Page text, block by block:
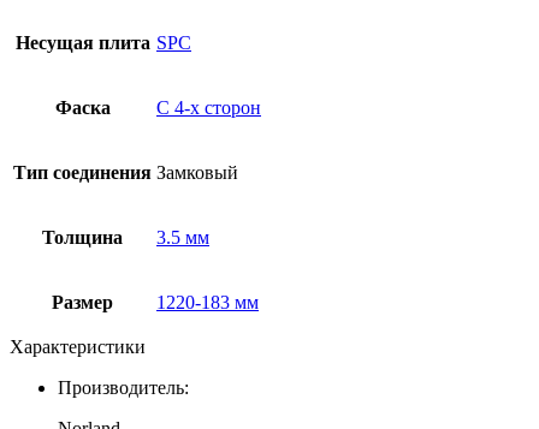
Несущая плита SPC
Фаска С 4-x сторон
Тип соединения Замковый
Толщина 3.5 мм
Размер 1220-183 мм
Характеристики
Производитель: